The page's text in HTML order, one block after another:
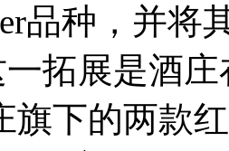
品种，并将
拓展是酒
下的两款红